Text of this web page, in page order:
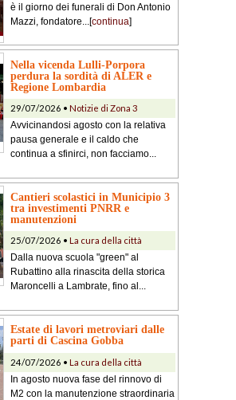
è il giorno dei funerali di Don Antonio
Mazzi, fondatore...[continua]
Nella vicenda Lulli-Porpora
perdura la sordità di ALER e
Regione Lombardia
29/07/2026 • Notizie di Zona 3
Avvicinandosi agosto con la relativa
pausa generale e il caldo che
continua a sfinirci, non facciamo...
Cantieri scolastici in Municipio 3
tra investimenti PNRR e
manutenzioni
25/07/2026 • La cura della città
Dalla nuova scuola "green" al
Rubattino alla rinascita della storica
Maroncelli a Lambrate, fino al...
Estate di lavori metroviari dalle
parti di Cascina Gobba
24/07/2026 • La cura della città
In agosto nuova fase del rinnovo di
M2 con la manutenzione straordinaria